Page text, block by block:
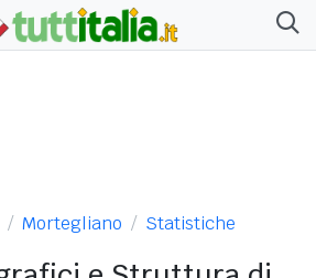
Mortegliano Statistiche